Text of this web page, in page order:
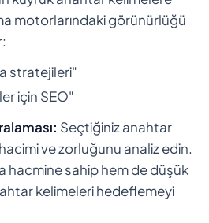
motorlarındaki görünürlüğü
stratejileri"
için SEO"
Seçtiğiniz anahtar
ve zorluğunu analiz edin.
hacmine sahip hem de düşük
kelimeleri hedeflemeyi